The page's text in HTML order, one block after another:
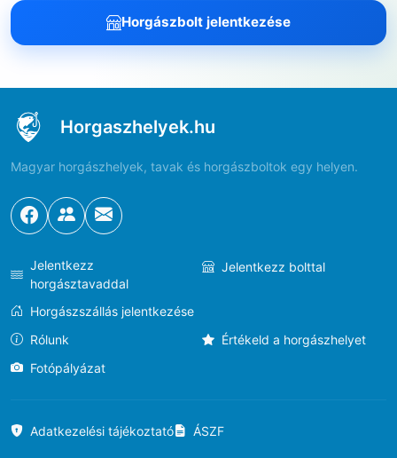
Horgászbolt jelentkezése
Horgaszhelyek.hu
Magyar horgászhelyek, tavak és horgászboltok egy helyen.
Jelentkezz
horgásztavaddal
Jelentkezz bolttal
Horgászszállás jelentkezése
Rólunk
Értékeld a horgászhelyet
Fotópályázat
Adatkezelési tájékoztató ÁSZF